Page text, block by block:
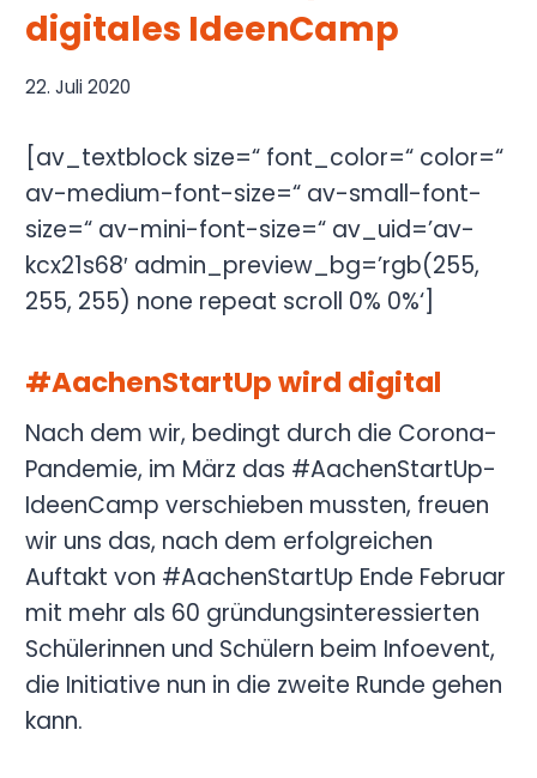
digitales IdeenCamp
22. Juli 2020
[av_textblock size=“ font_color=“ color=“
av-medium-font-size=“ av-small-font-
size=“ av-mini-font-size=“ av_uid=’av-
kcx21s68′ admin_preview_bg=’rgb(255,
255, 255) none repeat scroll 0% 0%‘]
#AachenStartUp wird digital
Nach dem wir, bedingt durch die Corona-
Pandemie, im März das #AachenStartUp-
IdeenCamp verschieben mussten, freuen
wir uns das, nach dem erfolgreichen
Auftakt von #AachenStartUp Ende Februar
mit mehr als 60 gründungsinteressierten
Schülerinnen und Schülern beim Infoevent,
die Initiative nun in die zweite Runde gehen
kann.